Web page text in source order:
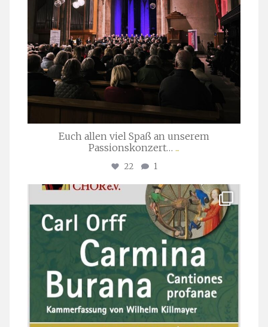
Euch allen viel Spaß an unserem
Passionskonzert… ...
22 1
stuttgarter_oratorienchor
Juli 22